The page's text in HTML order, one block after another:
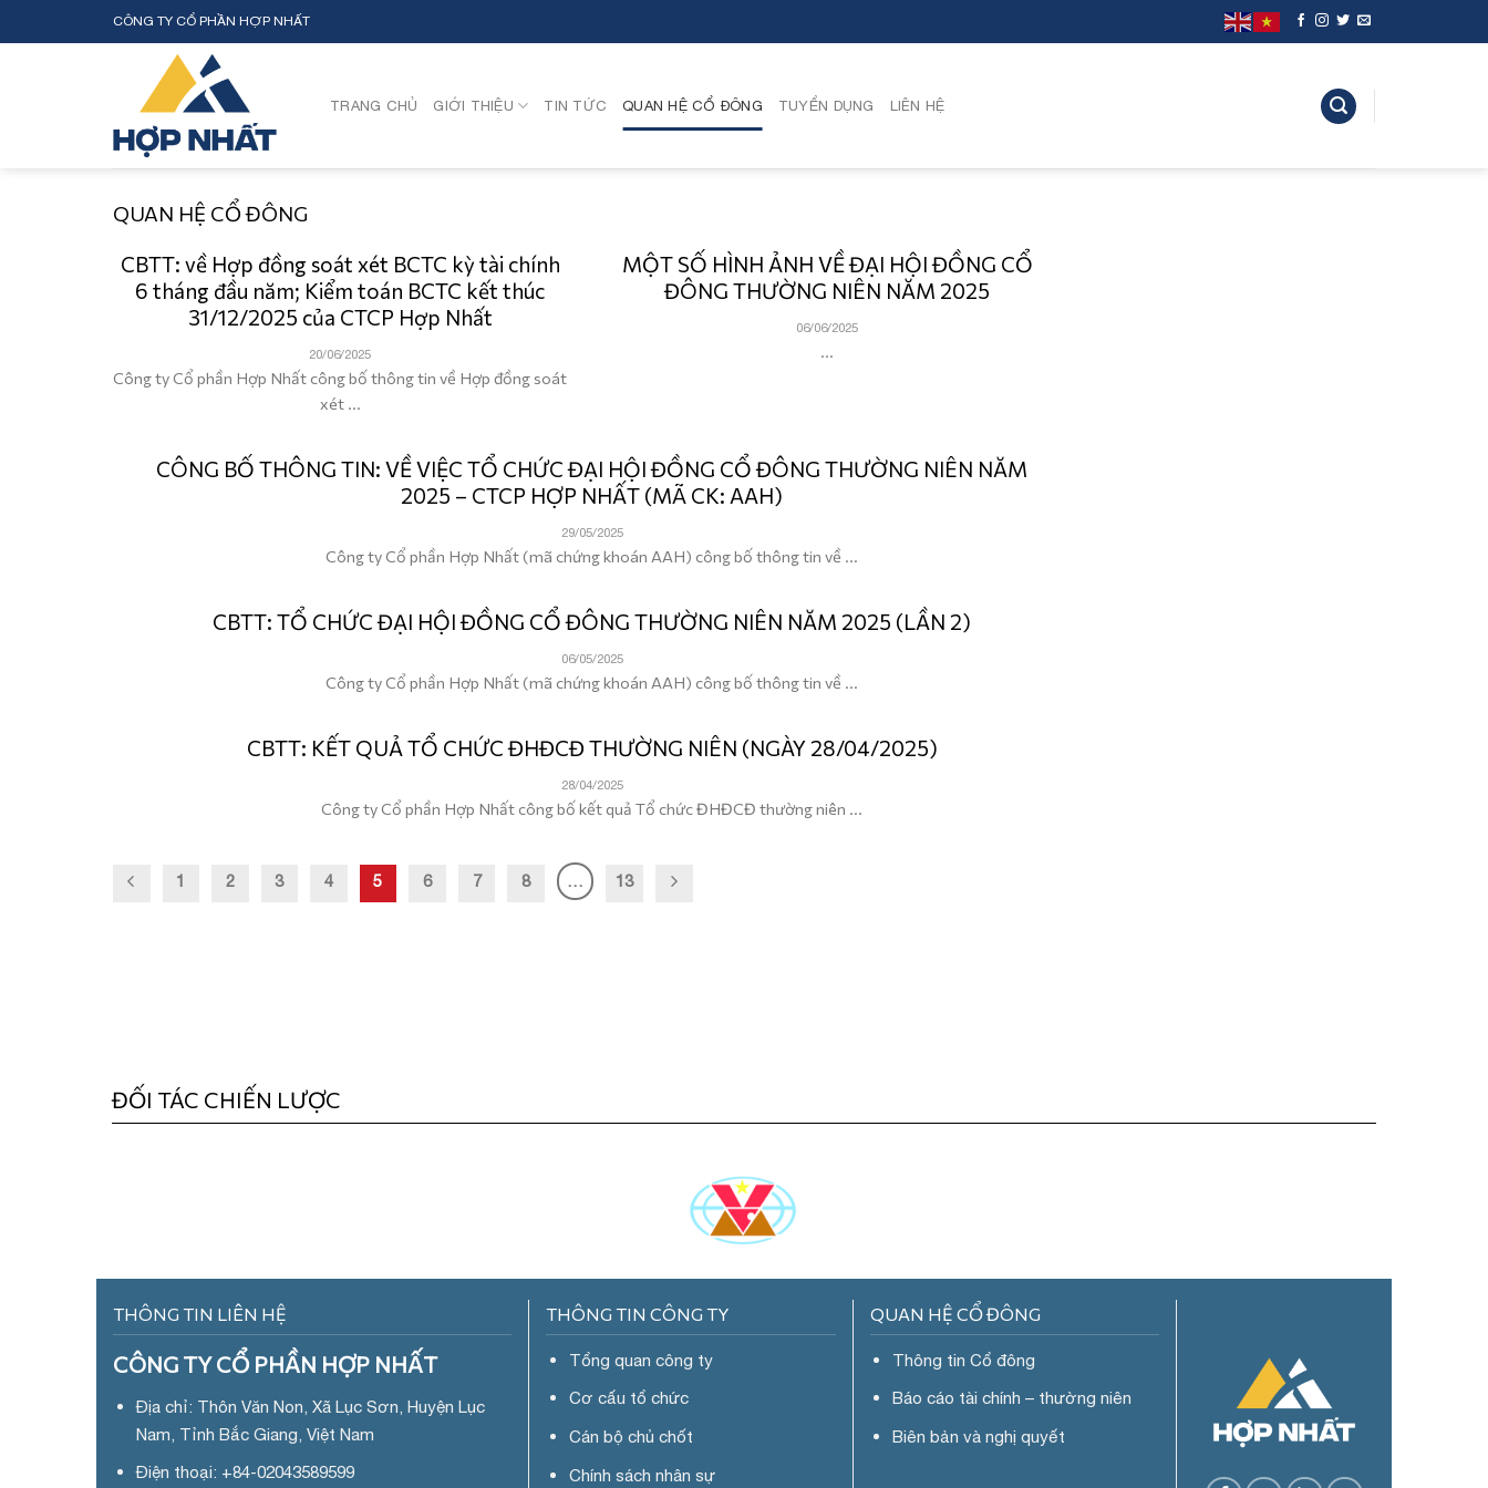
to
CÔNG TY CỔ PHẦN HỢP NHẤT
TRANG CHỦ GIỚI THIỆU TIN TỨC QUAN HỆ CỔ ĐÔNG TUYỂN DỤNG LIÊN HỆ
QUAN HỆ CỔ ĐÔNG
CBTT: về Hợp đồng soát xét BCTC kỳ tài chính
6 tháng đầu năm; Kiểm toán BCTC kết thúc
31/12/2025 của CTCP Hợp Nhất
20/06/2025
Công ty Cổ phần Hợp Nhất công bố thông tin về Hợp đồng soát
xét ...
MỘT SỐ HÌNH ẢNH VỀ ĐẠI HỘI ĐỒNG CỔ
ĐÔNG THƯỜNG NIÊN NĂM 2025
06/06/2025
...
CÔNG BỐ THÔNG TIN: VỀ VIỆC TỔ CHỨC ĐẠI HỘI ĐỒNG CỔ ĐÔNG THƯỜNG NIÊN NĂM
2025 – CTCP HỢP NHẤT (MÃ CK: AAH)
29/05/2025
Công ty Cổ phần Hợp Nhất (mã chứng khoán AAH) công bố thông tin về ...
CBTT: TỔ CHỨC ĐẠI HỘI ĐỒNG CỔ ĐÔNG THƯỜNG NIÊN NĂM 2025 (LẦN 2)
06/05/2025
Công ty Cổ phần Hợp Nhất (mã chứng khoán AAH) công bố thông tin về ...
CBTT: KẾT QUẢ TỔ CHỨC ĐHĐCĐ THƯỜNG NIÊN (NGÀY 28/04/2025)
28/04/2025
Công ty Cổ phần Hợp Nhất công bố kết quả Tổ chức ĐHĐCĐ thường niên ...
1 2 3 4 5 6 7 8 … 13
ĐỐI TÁC CHIẾN LƯỢC
THÔNG TIN LIÊN HỆ
CÔNG TY CỔ PHẦN HỢP NHẤT
Địa chỉ: Thôn Văn Non, Xã Lục Sơn, Huyện Lục
Nam, Tỉnh Bắc Giang, Việt Nam
Điện thoại: +84-02043589599
THÔNG TIN CÔNG TY
Tổng quan công ty
Cơ cấu tổ chức
Cán bộ chủ chốt
Chính sách nhân sự
QUAN HỆ CỔ ĐÔNG
Thông tin Cổ đông
Báo cáo tài chính – thường niên
Biên bản và nghị quyết